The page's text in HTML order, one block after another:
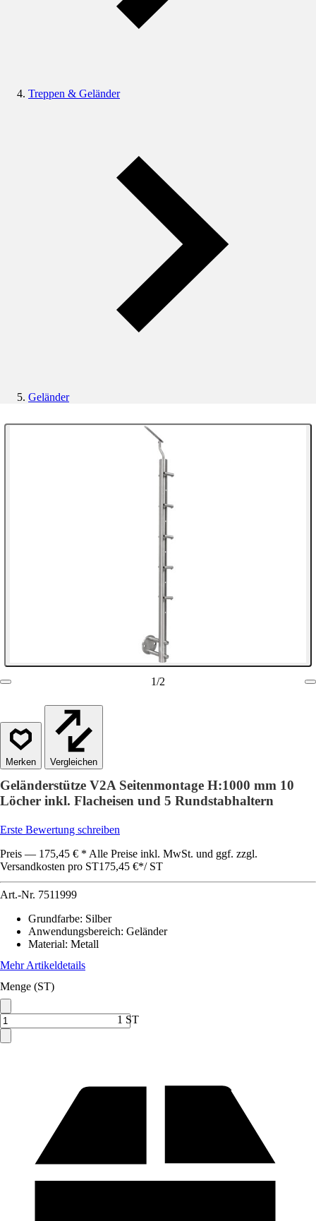
Treppen & Geländer
Geländer
1/2
Vergleichen
Geländerstütze V2A Seitenmontage H:1000 mm 10
Löcher inkl. Flacheisen und 5 Rundstabhaltern
Erste Bewertung schreiben
Preis — 175,45 € * Alle Preise inkl. MwSt. und ggf. zzgl.
Versandkosten pro ST175,45 €*/ ST
Art.-Nr. 7511999
Grundfarbe: Silber
Anwendungsbereich: Geländer
Material: Metall
Mehr Artikeldetails
Menge (ST)
1 ST